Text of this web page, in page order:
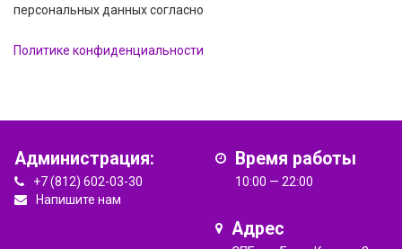
персональных данных согласно
Политике конфиденциальности
Администрация:
+7 (812) 602-03-30
Напишите нам
Время работы
10:00 — 22:00
Адрес